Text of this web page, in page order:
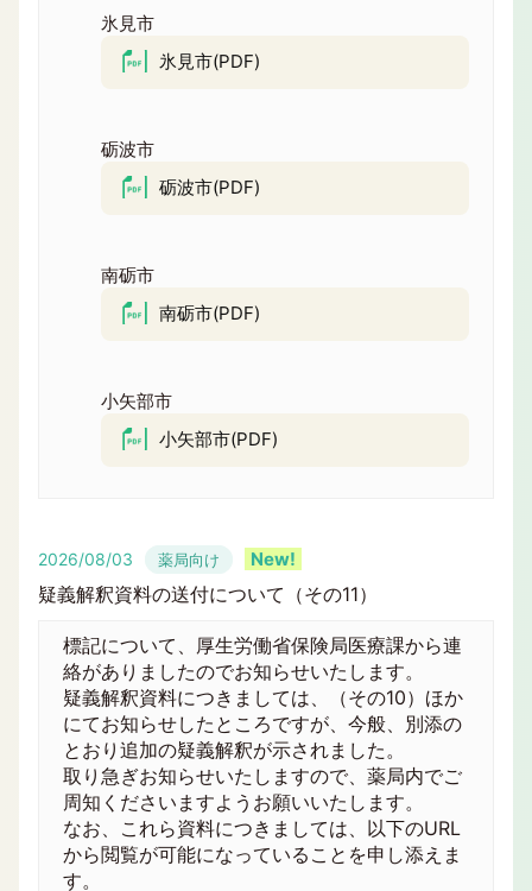
氷見市
氷見市(PDF)
砺波市
砺波市(PDF)
南砺市
南砺市(PDF)
小矢部市
小矢部市(PDF)
2026/08/03 薬局向け
疑義解釈資料の送付について（その11）
標記について、厚生労働省保険局医療課から連
絡がありましたのでお知らせいたします。
疑義解釈資料につきましては、（その10）ほか
にてお知らせしたところですが、今般、別添の
とおり追加の疑義解釈が示されました。
取り急ぎお知らせいたしますので、薬局内でご
周知くださいますようお願いいたします。
なお、これら資料につきましては、以下のURL
から閲覧が可能になっていることを申し添えま
す。